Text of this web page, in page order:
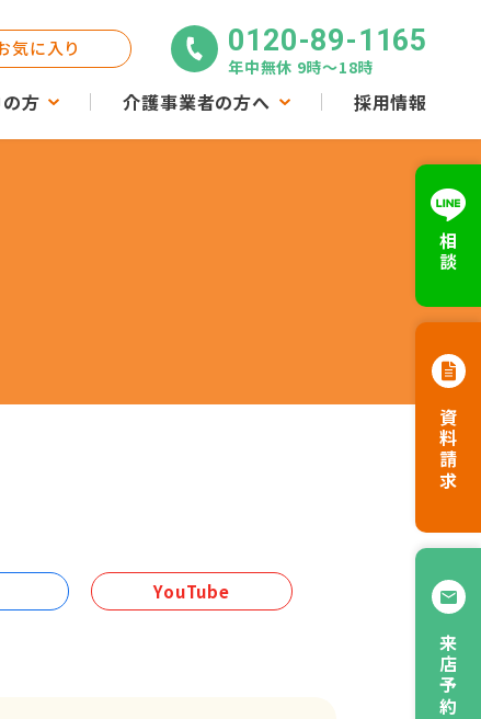
方 介護事業者の方へ 採用情報
気に入り 0120-89-1165
年中無休 9時〜18時
相談
資料請求
来店予約
YouTube